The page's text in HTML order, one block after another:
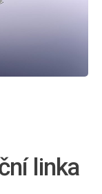
linka